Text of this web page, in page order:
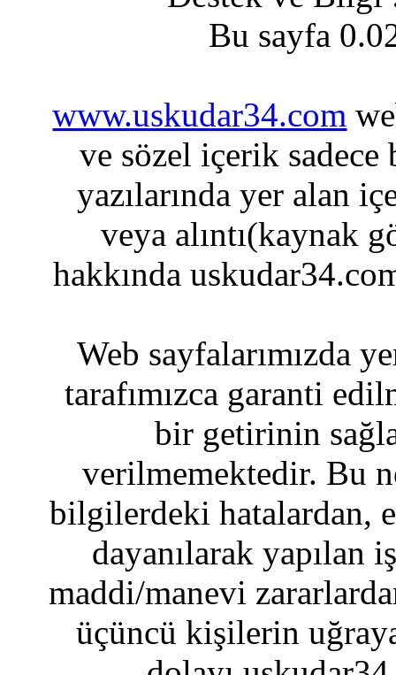
Bu sayfa
www.uskudar34.com
ve sözel içerik sadece
yazılarında yer alan
veya alıntı(kaynak
hakkında
Web sayfalarımızda
tarafımızca garanti
bir getirinin
verilmemektedir. Bu
bilgilerdeki hatalardan,
dayanılarak yapılan
maddi/manevi
üçüncü kişilerin